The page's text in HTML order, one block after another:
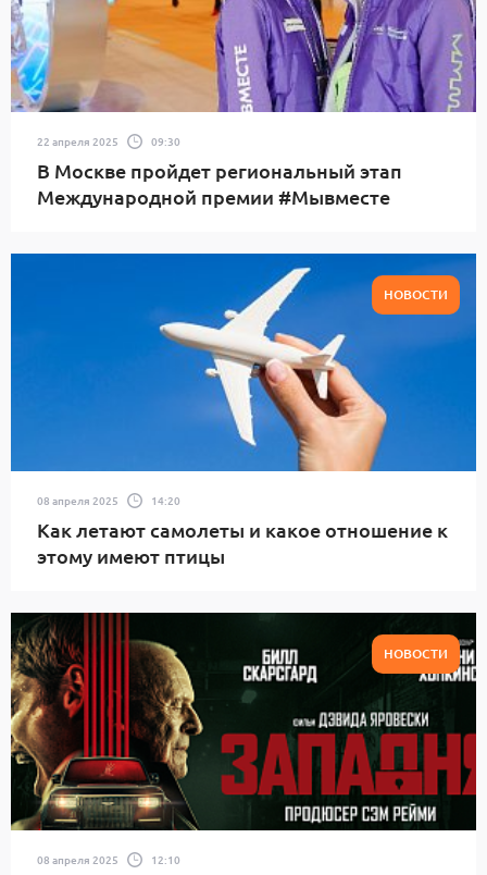
22 апреля 2025 09:30
В Москве пройдет региональный этап
Международной премии #Мывместе
НОВОСТИ
08 апреля 2025 14:20
Как летают самолеты и какое отношение к
этому имеют птицы
НОВОСТИ
08 апреля 2025 12:10